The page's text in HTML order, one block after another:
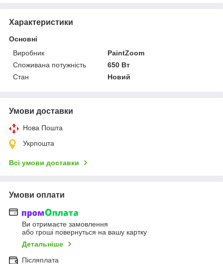
Характеристики
Основні
Виробник
PaintZoom
Споживана потужність
650 Вт
Стан
Новий
Умови доставки
Нова Пошта
Укрпошта
Всі умови доставки
Умови оплати
Ви отримаєте замовлення
або гроші повернуться на вашу картку
Детальніше
Післяплата